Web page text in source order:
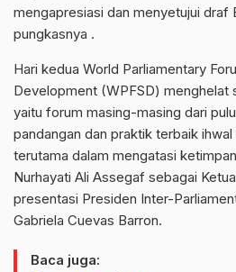
mengapresiasi dan menyetujui draf
pungkasnya .
Hari kedua World Parliamentary
Development (WPFSD) menghelat
yaitu forum masing-masing dari
pandangan dan praktik terbaik
terutama dalam mengatasi
Nurhayati Ali Assegaf sebagai
presentasi Presiden Inter-
Gabriela Cuevas Barron.
Baca juga: